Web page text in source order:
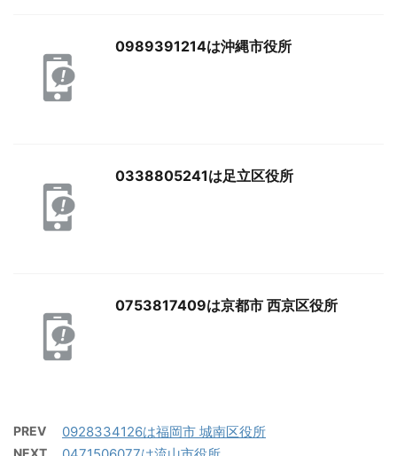
0989391214は沖縄市役所
0338805241は足立区役所
0753817409は京都市 西京区役所
PREV 0928334126は福岡市 城南区役所